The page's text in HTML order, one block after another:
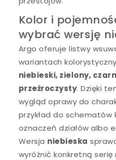
Kolor i
wybrać wersję
Argo oferuje listwy
wariantach
niebieski, zielony,
przeźroczysty. Dzięki
wygląd oprawy do
przykład do schematów
oznaczeń działów albo
Wersja niebieska
wyróżnić konkretną